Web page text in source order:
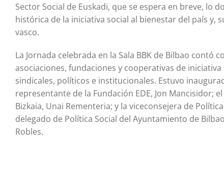
Sector Social de Euskadi, que se espera en breve,
histórica de la iniciativa social al bienestar del país y,
vasco.
La Jornada celebrada en la Sala BBK de Bilbao
asociaciones, fundaciones y cooperativas de
sindicales, políticos e institucionales. Estuvo
representante de la Fundación EDE, Jon Mancisidor;
Bizkaia, Unai Rementeria; y la viceconsejera de
delegado de Política Social del Ayuntamiento de
Robles.